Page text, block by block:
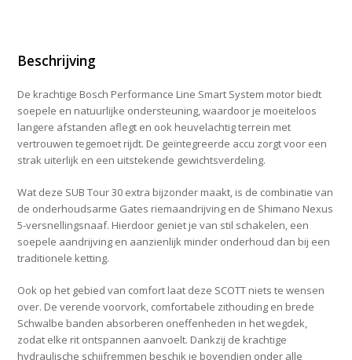
Beschrijving
De krachtige Bosch Performance Line Smart System motor biedt
soepele en natuurlijke ondersteuning, waardoor je moeiteloos
langere afstanden aflegt en ook heuvelachtig terrein met
vertrouwen tegemoet rijdt. De geïntegreerde accu zorgt voor een
strak uiterlijk en een uitstekende gewichtsverdeling.
Wat deze SUB Tour 30 extra bijzonder maakt, is de combinatie van
de onderhoudsarme Gates riemaandrijving en de Shimano Nexus
5-versnellingsnaaf. Hierdoor geniet je van stil schakelen, een
soepele aandrijving en aanzienlijk minder onderhoud dan bij een
traditionele ketting.
Ook op het gebied van comfort laat deze SCOTT niets te wensen
over. De verende voorvork, comfortabele zithouding en brede
Schwalbe banden absorberen oneffenheden in het wegdek,
zodat elke rit ontspannen aanvoelt. Dankzij de krachtige
hydraulische schijfremmen beschik je bovendien onder alle